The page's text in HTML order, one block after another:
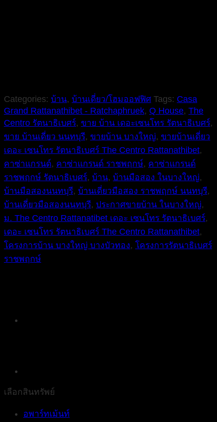
Categories: บ้าน, บ้านเดี่ยว/โฮมออฟฟิศ Tags: Casa
Grand Rattanathibet - Ratchaphruek, Q House, The
Centro รัตนาธิเบศร์, ขาย บ้าน เดอะเซนโทร รัตนาธิเบศร์,
ขาย บ้านเดี่ยว นนทบุรี, ขายบ้าน บางใหญ่, ขายบ้านเดี่ยว
เดอะ เซนโทร รัตนาธิเบศร์ The Centro Rattanathibet,
คาซ่าแกรนด์, คาซ่าแกรนด์ ราชพฤกษ์, คาซ่าแกรนด์
ราชพฤกษ์ รัตนาธิเบศร์, บ้าน, บ้านมือสอง ในบางใหญ่,
บ้านมือสองนนทบุรี, บ้านเดี่ยวมือสอง ราชพฤกษ์ นนทบุรี,
บ้านเดี่ยวมือสองนนทบุรี, ประกาศขายบ้าน ในบางใหญ่,
ม. The Centro Rattanatibet เดอะ เซนโทร รัตนาธิเบศร์,
เดอะ เซนโทร รัตนาธิเบศร์ The Centro Rattanathibet,
โครงการบ้าน บางใหญ่ บางบัวทอง, โครงการรัตนาธิเบศร์
ราชพฤกษ์
เลือกสินทรัพย์
อพาร์ทเม้นท์